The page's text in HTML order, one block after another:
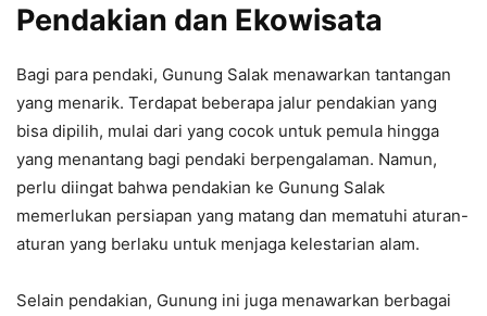
Pendakian dan Ekowisata
Bagi para pendaki, Gunung Salak menawarkan tantangan
yang menarik. Terdapat beberapa jalur pendakian yang
bisa dipilih, mulai dari yang cocok untuk pemula hingga
yang menantang bagi pendaki berpengalaman. Namun,
perlu diingat bahwa pendakian ke Gunung Salak
memerlukan persiapan yang matang dan mematuhi aturan-
aturan yang berlaku untuk menjaga kelestarian alam.
Selain pendakian, Gunung ini juga menawarkan berbagai